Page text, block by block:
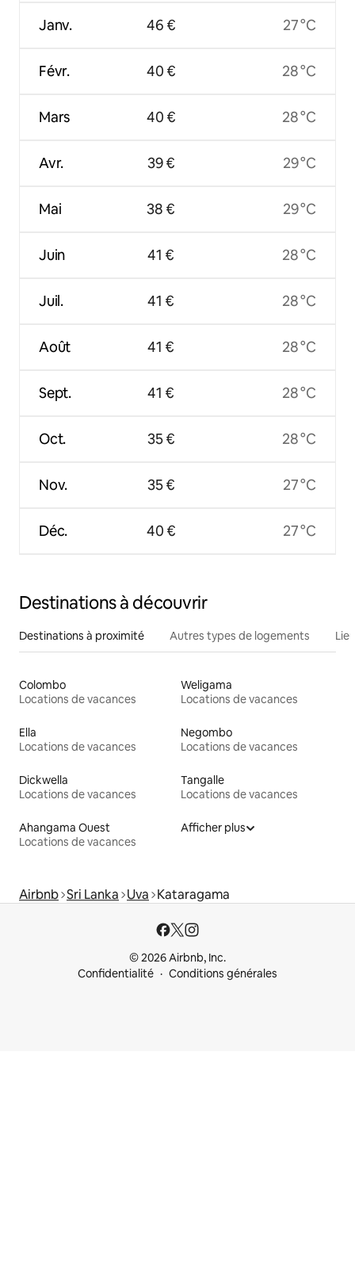
Janv.
Févr.
Mars
Avr.
Mai
Juin
Juil.
Août
Sept.
Oct.
Nov.
Déc.
46 €
40 €
40 €
39 €
38 €
41 €
41 €
41 €
41 €
35 €
35 €
40 €
27 °C
28 °C
28 °C
29 °C
29 °C
28 °C
28 °C
28 °C
28 °C
28 °C
27 °C
27 °C
Destinations à découvrir
Destinations à proximité Autres types de logements
Colombo
Locations de vacances
Weligama
Locations de vacances
Ella
Locations de vacances
Negombo
Locations de vacances
Dickwella
Locations de vacances
Tangalle
Locations de vacances
Ahangama Ouest
Locations de vacances
Afficher plus
Airbnb Sri Lanka Uva Kataragama
© 2026 Airbnb, Inc.
Confidentialité
Conditions générales